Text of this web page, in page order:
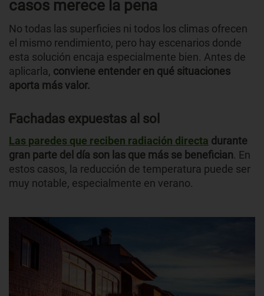
casos merece la pena
No todas las superficies ni todos los climas ofrecen
el mismo rendimiento, pero hay escenarios donde
esta solución encaja especialmente bien. Antes de
aplicarla, conviene entender en qué situaciones
aporta más valor.
Fachadas expuestas al sol
Las paredes que reciben radiación directa durante
gran parte del día son las que más se benefician. En
estos casos, la reducción de temperatura puede ser
muy notable, especialmente en verano.